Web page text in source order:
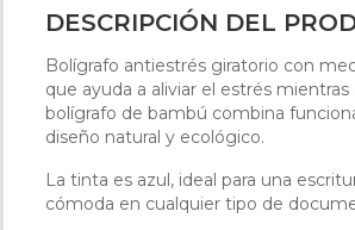
DESCRIPCIÓN DEL
Bolígrafo antiestrés giratorio con
que ayuda a aliviar el estrés mientras
bolígrafo de bambú combina
diseño natural y ecológico.
La tinta es azul, ideal para una
cómoda en cualquier tipo de